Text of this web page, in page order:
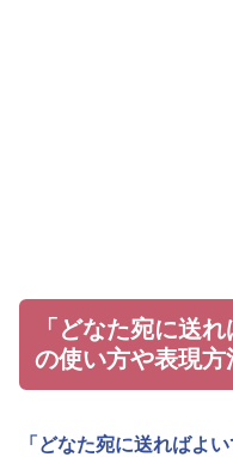
「どなた宛に送
の使い方や表現方
「どなた宛に送ればよい